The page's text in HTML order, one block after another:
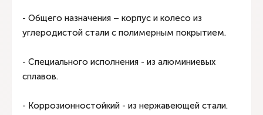
- Общего назначения – корпус и колесо из
углеродистой стали с полимерным покрытием.
- Специального исполнения - из алюминиевых
сплавов.
- Коррозионностойкий - из нержавеющей стали.